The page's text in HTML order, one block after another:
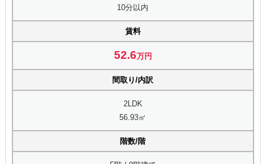
10分以内
賃料
52.6万円
間取り/内訳
2LDK
56.93㎡
階数/階